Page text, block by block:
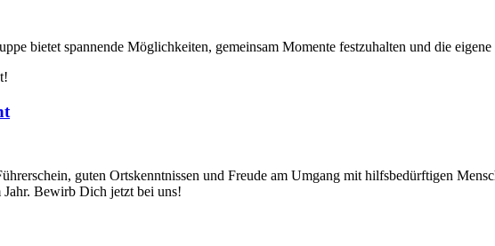
bietet spannende Möglichkeiten, gemeinsam Momente festzuhalten und die
guten Ortskenntnissen und Freude am Umgang mit hilfsbedürftigen
Bewirb Dich jetzt bei uns!